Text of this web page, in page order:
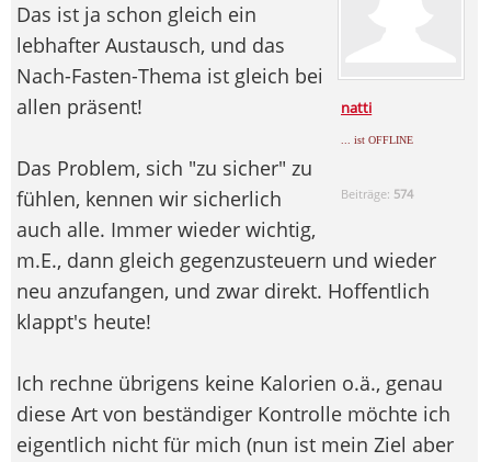
natti
... ist OFFLINE
Beiträge: 574
Das ist ja schon gleich ein
lebhafter Austausch, und das
Nach-Fasten-Thema ist gleich bei
allen präsent!
Das Problem, sich "zu sicher" zu
fühlen, kennen wir sicherlich
auch alle. Immer wieder wichtig,
m.E., dann gleich gegenzusteuern und wieder
neu anzufangen, und zwar direkt. Hoffentlich
klappt's heute!
Ich rechne übrigens keine Kalorien o.ä., genau
diese Art von beständiger Kontrolle möchte ich
eigentlich nicht für mich (nun ist mein Ziel aber